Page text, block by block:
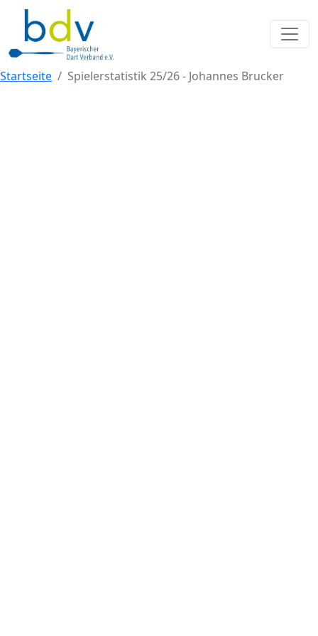
Startseite Spielerstatistik 25/26 - Johannes Brucker